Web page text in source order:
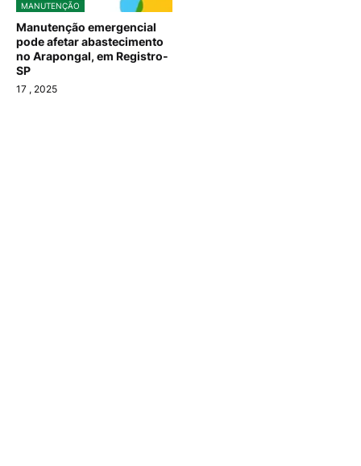
MANUTENÇÃO
Manutenção emergencial
pode afetar abastecimento
no Arapongal, em Registro-
SP
17 , 2025